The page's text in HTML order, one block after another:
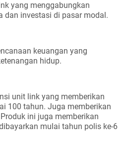
yang menggabungkan
dan investasi di pasar modal.
keuangan yang
hidup.
unit link yang memberikan
100 tahun. Juga memberikan
ini juga memberikan
mulai tahun polis ke-6